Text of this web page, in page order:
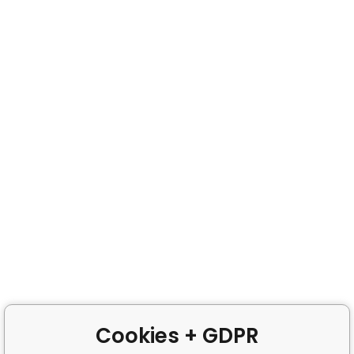
Cookies + GDPR